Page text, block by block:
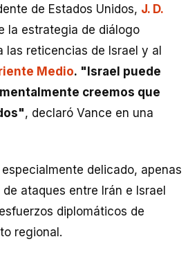
de Estados Unidos, J. D.
la estrategia de diálogo
las reticencias de Israel y al
Medio. "Israel puede
creemos que
, declaró Vance en una
delicado, apenas
ataques entre Irán e Israel
diplomáticos de
regional.